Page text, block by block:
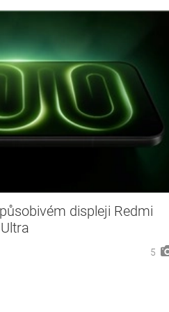
displeji Redmi
5